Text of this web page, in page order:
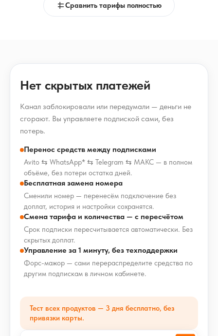
Сравнить тарифы полностью
Нет скрытых платежей
Канал заблокировали или передумали — деньги не
сгорают. Вы управляете подпиской сами, без
потерь.
Перенос средств между подписками
Avito ⇆ WhatsApp* ⇆ Telegram ⇆ МАКС — в полном
объёме, без потери остатка дней.
Бесплатная замена номера
Сменили номер — перенесём подключение без
доплат, история и настройки сохранятся.
Смена тарифа и количества — с пересчётом
Срок подписки пересчитывается автоматически. Без
скрытых доплат.
Управление за 1 минуту, без техподдержки
Форс-мажор — сами перераспределите средства по
другим подпискам в личном кабинете.
Тест всех продуктов — 3 дня бесплатно, без
привязки карты.